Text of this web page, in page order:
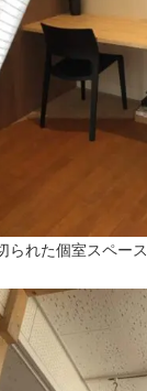
られた個室スペース